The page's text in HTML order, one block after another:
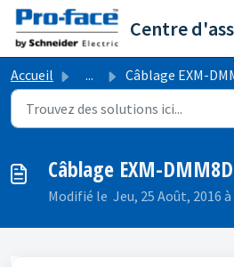
Passer au contenu principal
Centre
Accueil ... Câblage EXM-
Câblage EXM-
Modifié le Jeu, 25 Août, 2016 à